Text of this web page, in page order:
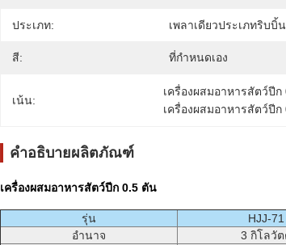
ประเภท: เพลาเดียวประเภทริบบิ้น
สี: ที่กำหนดเอง
เน้น:
เครื่องผสมอาหารสัตว์ปี
เครื่องผสมอาหารสัตว์ปี
คำอธิบายผลิตภัณฑ์
เครื่องผสมอาหารสัตว์ปีก 0.5 ตัน
รุ่น HJJ-71
อำนาจ
3 กิโลวั